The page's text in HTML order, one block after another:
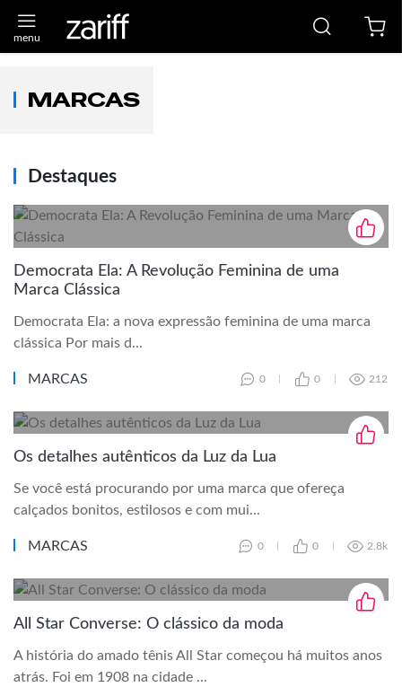
MARCAS
Destaques
Democrata Ela: A Revolução Feminina de uma
Marca Clássica
Democrata Ela: a nova expressão feminina de uma marca
clássica Por mais d...
MARCAS 0 0 212
Os detalhes autênticos da Luz da Lua
Se você está procurando por uma marca que ofereça
calçados bonitos, estilosos e com mui...
MARCAS 0 0 2.8k
All Star Converse: O clássico da moda
A história do amado tênis All Star começou há muitos anos
atrás. Foi em 1908 na cidade ...